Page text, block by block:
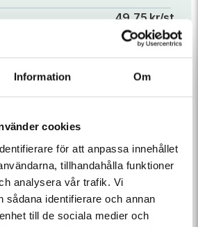
Information Om
cookies
för att anpassa innehållet
tillhandahålla funktioner
analysera vår trafik. Vi
sådana identifierare och annan
till de sociala medier och
49,75 kr/st
45,50 kr/st
41,13 kr/st
28,88 kr/st
27,38 kr/st
Läs mer